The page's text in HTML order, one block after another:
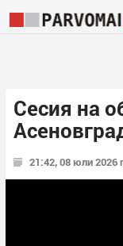
Сесия на
21:42, 08 юли 2026